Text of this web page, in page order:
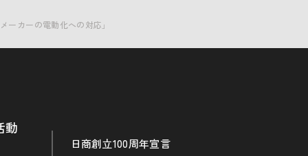
カーの電動化への対応」
動
日商創立100周年宣言